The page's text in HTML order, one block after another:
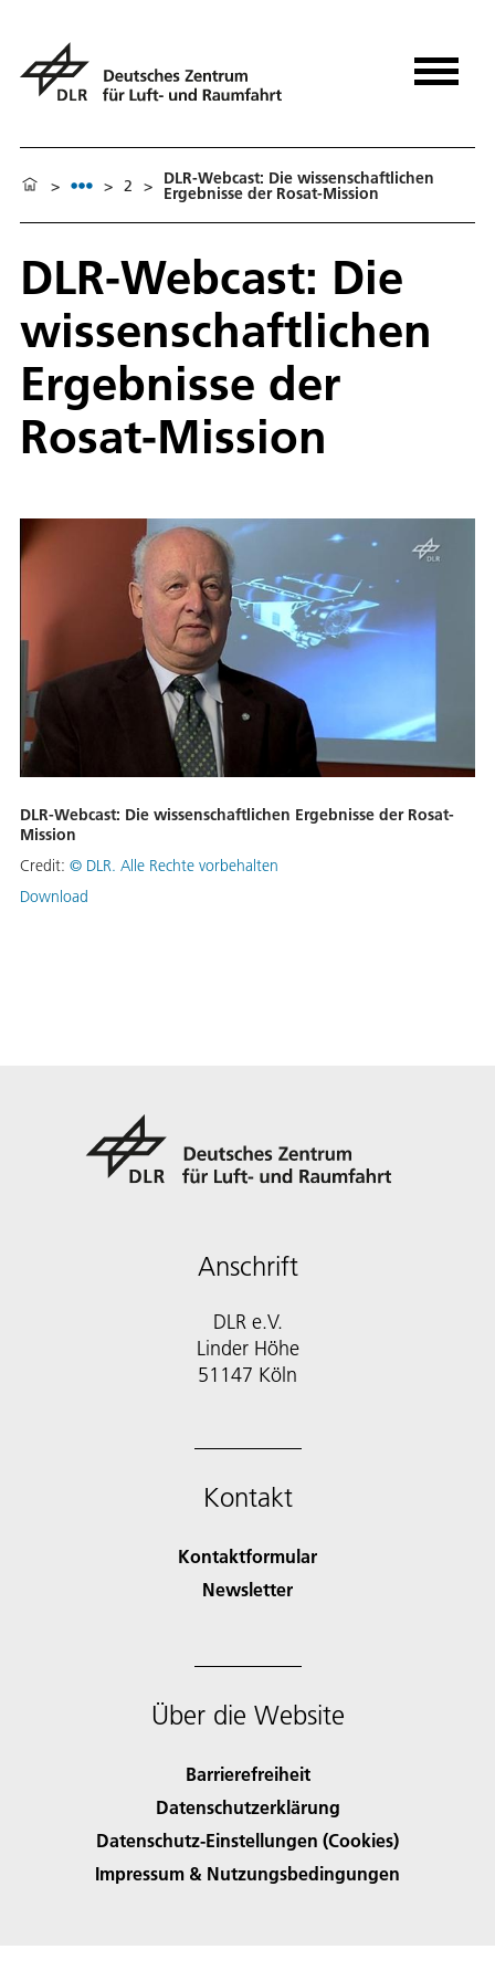
> > 2 > DLR-Webcast: Die wissenschaftlichen
Ergebnisse der Rosat-Mission
DLR-Webcast: Die
wissenschaftlichen
Ergebnisse der
Rosat-Mission
DLR-Webcast: Die wissenschaftlichen Ergebnisse der Rosat-
Mission
Credit: © DLR. Alle Rechte vorbehalten
Download
Anschrift
DLR e.V.
Linder Höhe
51147 Köln
Kontakt
Kontaktformular
Newsletter
Über die Website
Barrierefreiheit
Datenschutzerklärung
Datenschutz-Einstellungen (Cookies)
Impressum & Nutzungsbedingungen